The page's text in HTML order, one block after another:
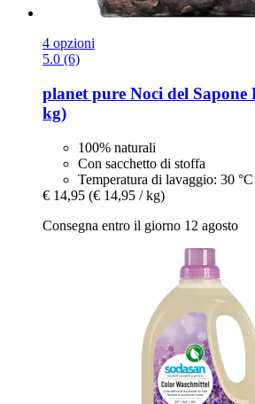
4 opzioni
5.0 (6)
planet pure Noci del Sapone
kg)
100% naturali
Con sacchetto di stoffa
Temperatura di lavaggio: 30
€ 14,95 (€ 14,95 / kg)
Consegna entro il giorno 12 agosto